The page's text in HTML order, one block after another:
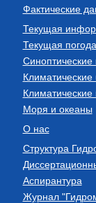
Фактические
Текущая
Текущая
Синоптические
Моря и океаны
О нас
Структура
Аспирантура
Журнал